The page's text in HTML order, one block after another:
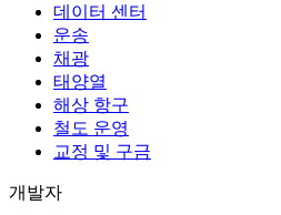
데이터 센터
운송
채광
태양열
해상 항구
철도 운영
교정 및 구금
개발자